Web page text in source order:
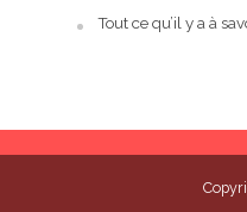
Tout ce qu’il y a à